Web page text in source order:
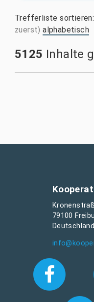
Trefferliste sortieren:
zuerst) alphabetisch
5125 Inhalte
79100
Deutschland